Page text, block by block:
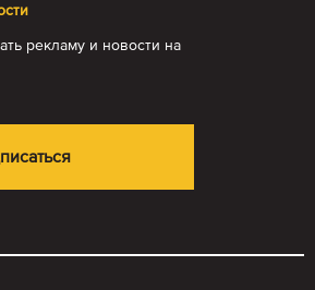
рекламу и новости на